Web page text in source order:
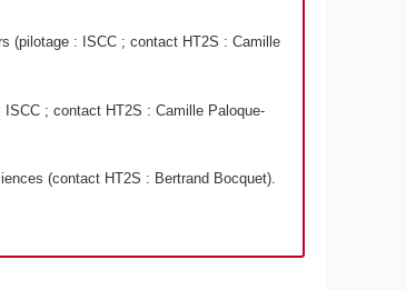
(pilotage : ISCC ; contact HT2S : Camille
ISCC ; contact HT2S : Camille Paloque-
(contact HT2S : Bertrand Bocquet).